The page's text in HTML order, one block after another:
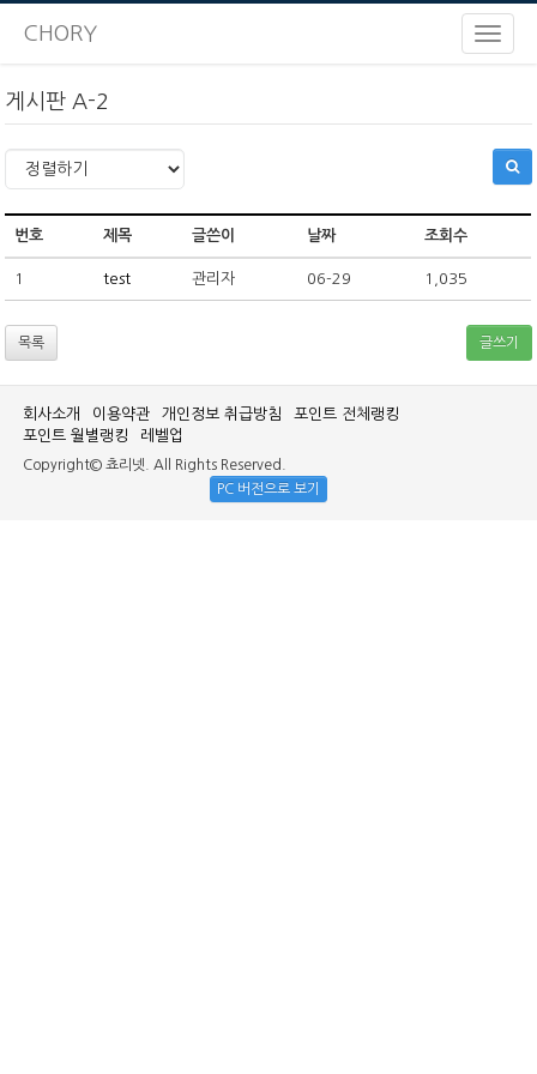
CHORY
게시판 A-2
번호 제목 글쓴이 날짜 조회수
1 test 관리자 06-29 1,035
목록 글쓰기
회사소개 이용약관 개인정보 취급방침
포인트 전체랭킹
포인트 월별랭킹
레벨업
Copyright© 쵸리넷. All Rights Reserved.
PC 버전으로 보기